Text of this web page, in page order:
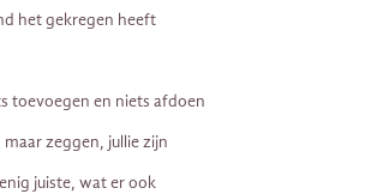
het gekregen heeft
toevoegen en niets afdoen
maar zeggen, jullie zijn
juiste, wat er ook